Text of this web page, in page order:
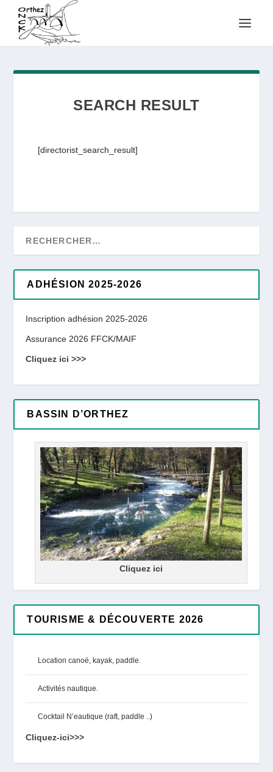
SEARCH RESULT
[directorist_search_result]
ADHÉSION 2025-2026
Inscription adhésion 2025-2026
Assurance 2026 FFCK/MAIF
Cliquez ici >>>
BASSIN D’ORTHEZ
Cliquez ici
TOURISME & DÉCOUVERTE 2026
Location canoë, kayak, paddle.
Activités nautique.
Cocktail N’eautique (raft, paddle ..)
Cliquez-ici>>>